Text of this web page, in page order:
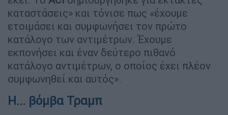
καταστάσεις» και τόνισε πως «έχουμε
ετοιμάσει και συμφωνήσει τον πρώτο
κατάλογο των αντιμέτρων. Έχουμε
εκπονήσει και έναν δεύτερο πιθανό
κατάλογο αντιμέτρων, ο οποίος έχει πλέον
συμφωνηθεί και αυτός».
H... βόμβα Τραμπ